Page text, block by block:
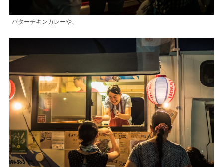
バターチキンカレーや、